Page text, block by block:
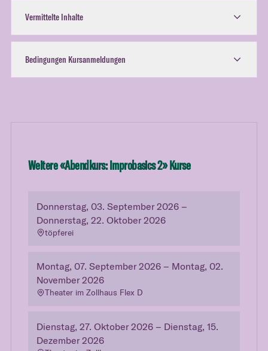
Vermittelte Inhalte
Bedingungen Kursanmeldungen
Weitere «Abendkurs: Improbasics 2» Kurse
Donnerstag, 03. September 2026 –
Donnerstag, 22. Oktober 2026
töpferei
Montag, 07. September 2026 – Montag, 02.
November 2026
Theater im Zollhaus Flex D
Dienstag, 27. Oktober 2026 – Dienstag, 15.
Dezember 2026